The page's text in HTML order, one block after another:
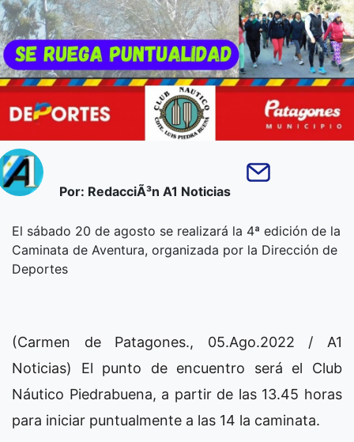
Por: RedacciÃ³n A1 Noticias
El sábado 20 de agosto se realizará la 4ª edición de la
Caminata de Aventura, organizada por la Dirección de
Deportes
(Carmen de Patagones., 05.Ago.2022 / A1
Noticias) El punto de encuentro será el Club
Náutico Piedrabuena, a partir de las 13.45 horas
para iniciar puntualmente a las 14 la caminata.